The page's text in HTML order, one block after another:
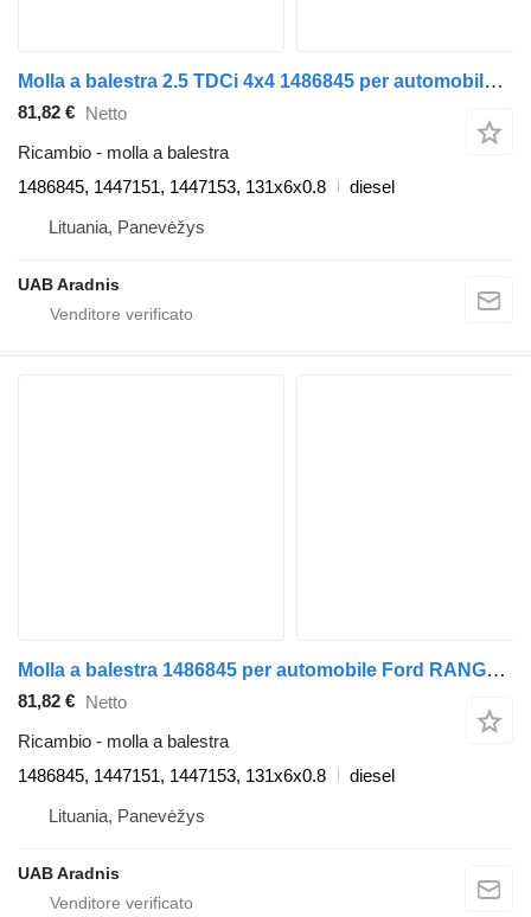
Molla a balestra 2.5 TDCi 4x4 1486845 per automobile Ford RANGER (ET)
81,82 € Netto
Ricambio - molla a balestra
1486845, 1447151, 1447153, 131x6x0.8
diesel
Lituania, Panevėžys
UAB Aradnis
Molla a balestra 1486845 per automobile Ford RANGER (ET)
81,82 € Netto
Ricambio - molla a balestra
1486845, 1447151, 1447153, 131x6x0.8
diesel
Lituania, Panevėžys
UAB Aradnis